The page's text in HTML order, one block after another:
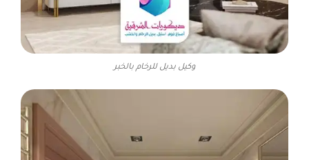
وكيل بديل للرخام بالخبر